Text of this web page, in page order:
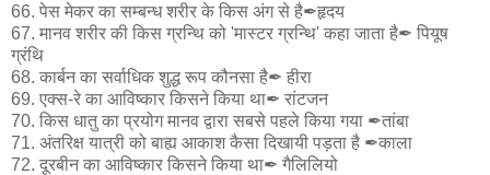
66. पेस मेकर का सम्बन्ध शरीर के किस अंग से है✒हृदय
67. मानव शरीर की किस ग्रन्थि को 'मास्टर ग्रन्थि' कहा जाता है✒ पियूष
ग्रंथि
68. कार्बन का सर्वाधिक शुद्ध रूप कौनसा है✒ हीरा
69. एक्स-रे का आविष्कार किसने किया था✒ रांटजन
70. किस धातु का प्रयोग मानव द्वारा सबसे पहले किया गया ✒तांबा
71. अंतरिक्ष यात्री को बाह्य आकाश कैसा दिखायी पड़ता है ✒काला
72. दूरबीन का आविष्कार किसने किया था✒ गैलिलियो